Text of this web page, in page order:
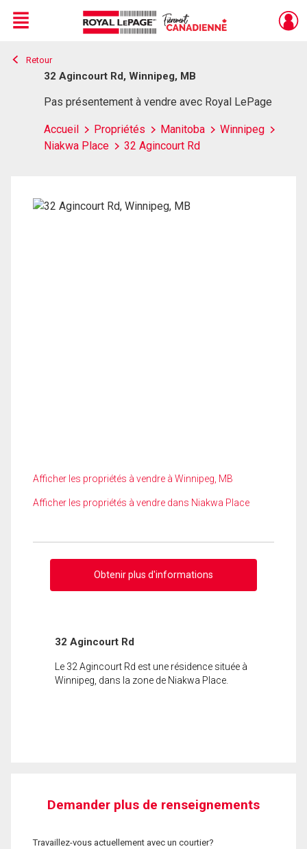
Live
En Direct
Menu
Retour
32 Agincourt Rd, Winnipeg, MB
Pas présentement à vendre avec Royal LePage
Accueil Propriétés Manitoba
Winnipeg
Niakwa Place
32 Agincourt Rd
Afficher les propriétés à vendre à Winnipeg, MB
Afficher les propriétés à vendre dans Niakwa Place
Obtenir plus d'informations
32 Agincourt Rd
Le 32 Agincourt Rd est une résidence située à
Winnipeg, dans la zone de Niakwa Place.
Demander plus de renseignements
Travaillez-vous actuellement avec un courtier?